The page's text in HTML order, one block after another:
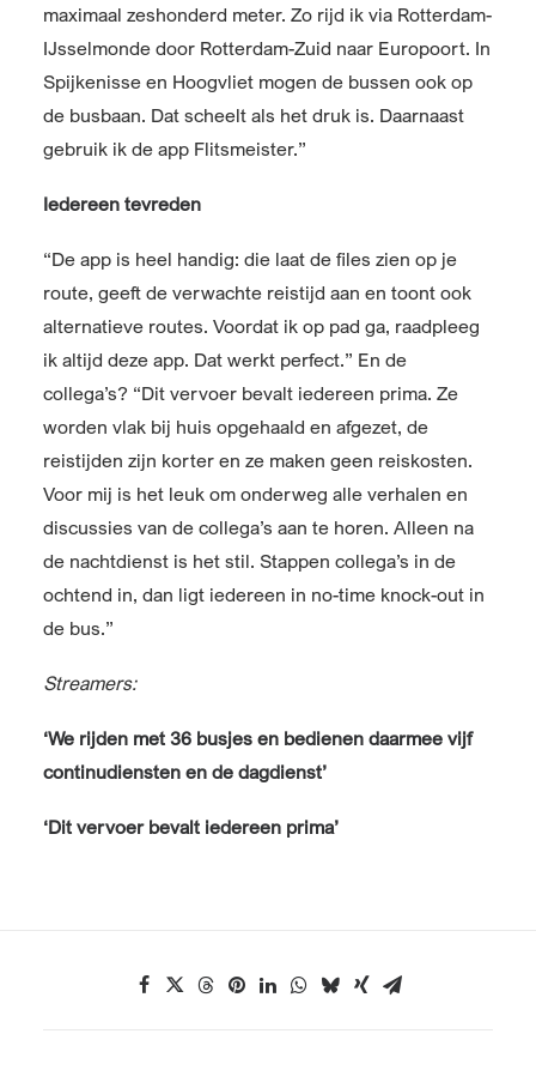
maximaal zeshonderd meter. Zo rijd ik via Rotterdam-
IJsselmonde door Rotterdam-Zuid naar Europoort. In
Spijkenisse en Hoogvliet mogen de bussen ook op
de busbaan. Dat scheelt als het druk is. Daarnaast
gebruik ik de app Flitsmeister.”
Iedereen tevreden
“De app is heel handig: die laat de files zien op je
route, geeft de verwachte reistijd aan en toont ook
alternatieve routes. Voordat ik op pad ga, raadpleeg
ik altijd deze app. Dat werkt perfect.” En de
collega’s? “Dit vervoer bevalt iedereen prima. Ze
worden vlak bij huis opgehaald en afgezet, de
reistijden zijn korter en ze maken geen reiskosten.
Voor mij is het leuk om onderweg alle verhalen en
discussies van de collega’s aan te horen. Alleen na
de nachtdienst is het stil. Stappen collega’s in de
ochtend in, dan ligt iedereen in no-time knock-out in
de bus.”
Streamers:
‘We rijden met 36 busjes en bedienen daarmee vijf
continudiensten en de dagdienst’
‘Dit vervoer bevalt iedereen prima’